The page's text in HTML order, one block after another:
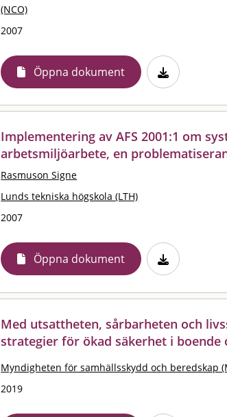
(NCO)
2007
Öppna dokument
Implementering av AFS 2001:1 om
arbetsmiljöarbete, en
Rasmuson Signe
Lunds tekniska högskola (LTH)
2007
Öppna dokument
Med utsattheten, sårbarheten och
strategier för ökad säkerhet i
Myndigheten för samhällsskydd och beredskap
2019